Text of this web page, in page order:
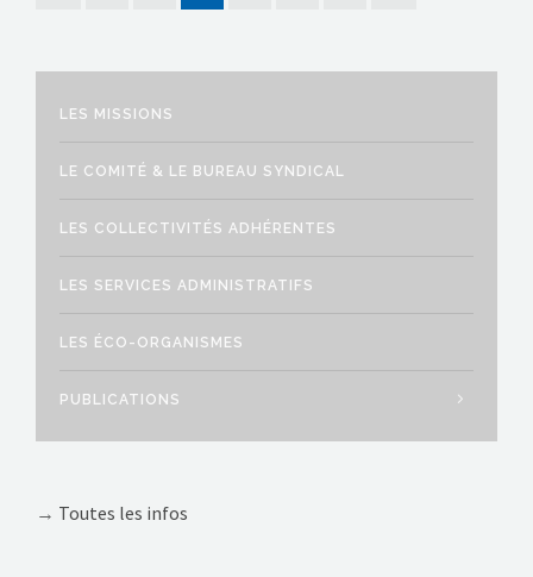
LES MISSIONS
LE COMITÉ & LE BUREAU SYNDICAL
LES COLLECTIVITÉS ADHÉRENTES
LES SERVICES ADMINISTRATIFS
LES ÉCO-ORGANISMES
PUBLICATIONS
→ Toutes les infos